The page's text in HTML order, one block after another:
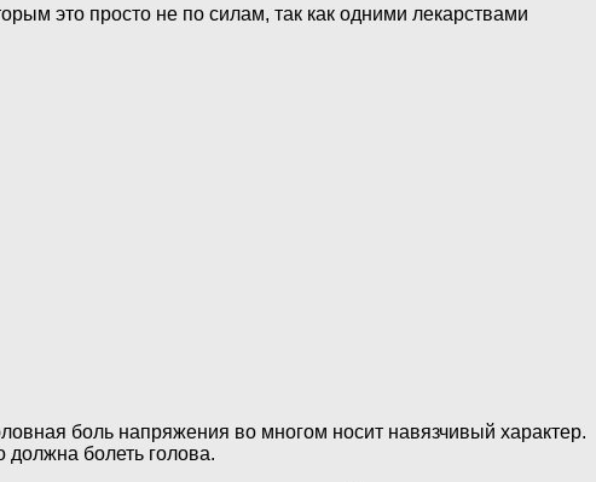
это просто не по силам, так как одними лекарствами
боль напряжения во многом носит навязчивый характер.
должна болеть голова.